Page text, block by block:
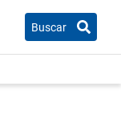
Buscar